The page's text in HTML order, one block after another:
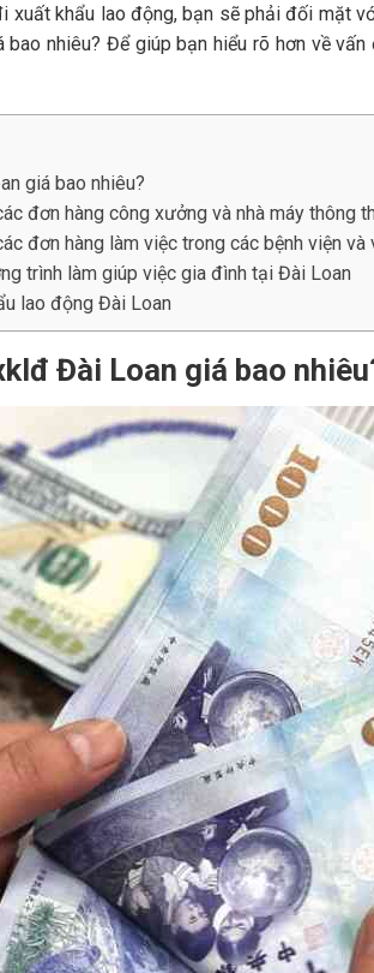
xuất khẩu lao động, bạn sẽ phải đối mặt
nhiêu? Để giúp bạn hiểu rõ hơn về vấn
giá bao nhiêu?
đơn hàng công xưởng và nhà máy thông
đơn hàng làm việc trong các bệnh viện
trình làm giúp việc gia đình tại Đài Loan
lao động Đài Loan
Đài Loan giá bao